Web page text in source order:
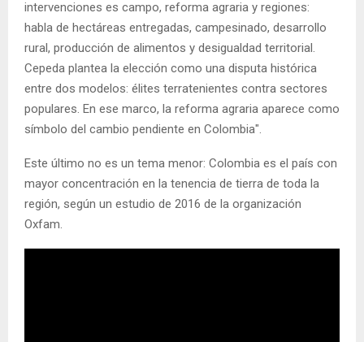
intervenciones es campo, reforma agraria y regiones:
habla de hectáreas entregadas, campesinado, desarrollo
rural, producción de alimentos y desigualdad territorial.
Cepeda plantea la elección como una disputa histórica
entre dos modelos: élites terratenientes contra sectores
populares. En ese marco, la reforma agraria aparece como
símbolo del cambio pendiente en Colombia".
Este último no es un tema menor: Colombia es el país con
mayor concentración en la tenencia de tierra de toda la
región, según un estudio de 2016 de la organización
Oxfam.